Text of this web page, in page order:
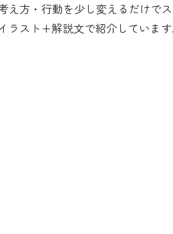
え方・行動を少し変えるだけで
ラスト+解説文で紹介しています